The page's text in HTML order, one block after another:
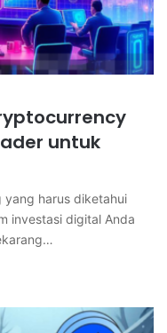
untuk
yang harus diketahui
investasi digital Anda